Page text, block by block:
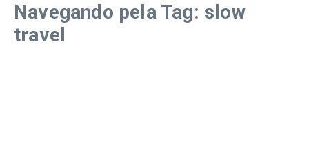
Navegando pela Tag: slow
travel